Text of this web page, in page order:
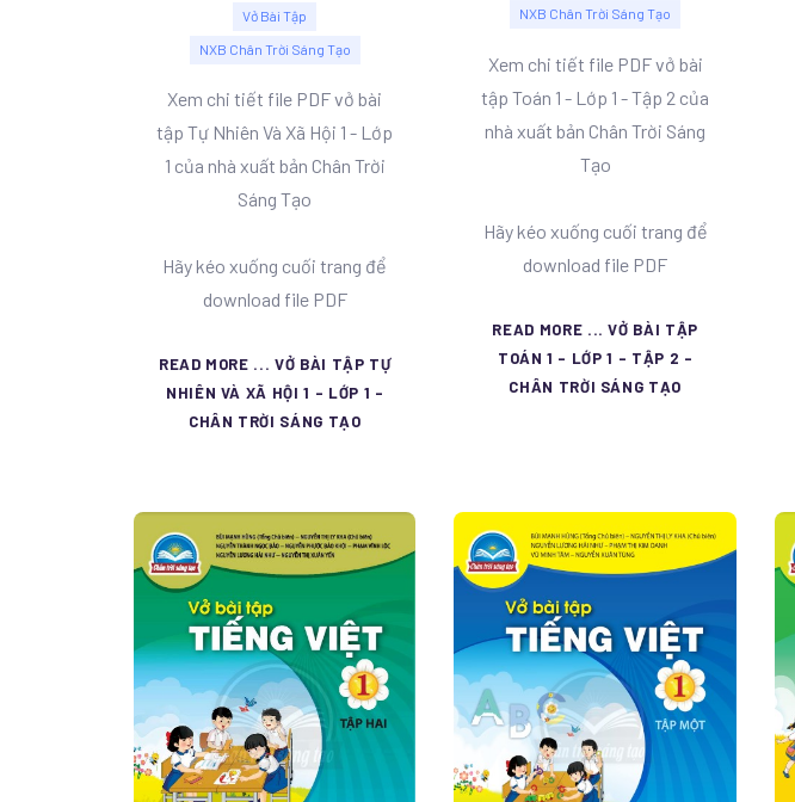
Vở Bài Tập
NXB Chân Trời Sáng Tạo
Xem chi tiết file PDF vở bài
tập Tự Nhiên Và Xã Hội 1 - Lớp
1 của nhà xuất bản Chân Trời
Sáng Tạo
Hãy kéo xuống cuối trang để
download file PDF
READ MORE ... VỞ BÀI TẬP TỰ
NHIÊN VÀ XÃ HỘI 1 - LỚP 1 -
CHÂN TRỜI SÁNG TẠO
NXB Chân Trời Sáng Tạo
Xem chi tiết file PDF vở bài
tập Toán 1 - Lớp 1 - Tập 2 của
nhà xuất bản Chân Trời Sáng
Tạo
Hãy kéo xuống cuối trang để
download file PDF
READ MORE ... VỞ BÀI TẬP
TOÁN 1 - LỚP 1 - TẬP 2 -
CHÂN TRỜI SÁNG TẠO